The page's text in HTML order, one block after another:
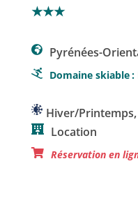
★★★
Pyrénées-
Domaine skiable:
Hiver/Printemps,
Location
Réservation en